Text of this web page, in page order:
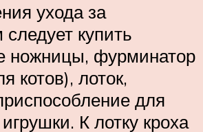
ухода за
купить
ножницы, фурминатор
котов), лоток,
для
К лотку кроха